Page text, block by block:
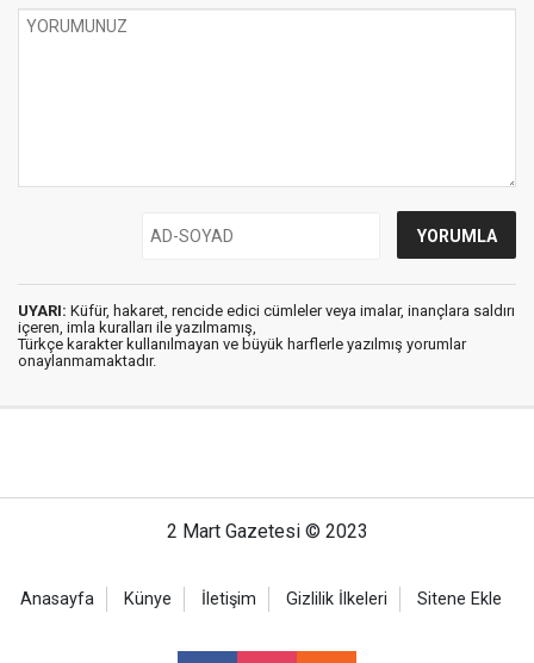
UYARI: Küfür, hakaret, rencide edici cümleler veya imalar, inançlara saldırı
içeren, imla kuralları ile yazılmamış,
Türkçe karakter kullanılmayan ve büyük harflerle yazılmış yorumlar
onaylanmamaktadır.
2 Mart Gazetesi © 2023
Anasayfa Künye İletişim Gizlilik İlkeleri Sitene Ekle